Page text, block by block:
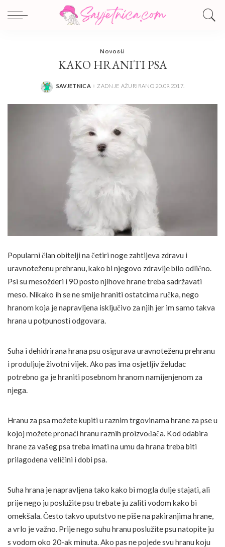
Novosti
KAKO HRANITI PSA
POSTED
SAVJETNICA ZADNJE AŽURIRANO 20.09.2017.
Popularni član obitelji na četiri noge zahtijeva zdravu i
uravnoteženu prehranu, kako bi njegovo zdravlje bilo odlično.
Psi su mesožderi i 90 posto njihove hrane treba sadržavati
meso. Nikako ih se ne smije hraniti ostatcima ručka, nego
hranom koja je napravljena isključivo za njih jer im samo takva
hrana u potpunosti odgovara.
Suha i dehidrirana hrana psu osigurava uravnoteženu prehranu
i produljuje životni vijek. Ako pas ima osjetljiv želudac
potrebno ga je hraniti posebnom hranom namijenjenom za
njega.
Hranu za psa možete kupiti u raznim trgovinama hrane za pse u
kojoj možete pronaći hranu raznih proizvođača. Kod odabira
hrane za vašeg psa treba imati na umu da hrana treba biti
prilagođena veličini i dobi psa.
Suha hrana je napravljena tako kako bi mogla dulje stajati, ali
prije nego ju poslužite psu trebate ju zaliti vodom kako bi
omekšala. Često takvo uputstvo ne piše na pakiranjima hrane,
a vrlo je važno. Prije nego suhu hranu poslužite psu natopite ju
s vodom oko 20-ak minuta.Ako pas ne pojede svu hranu koju